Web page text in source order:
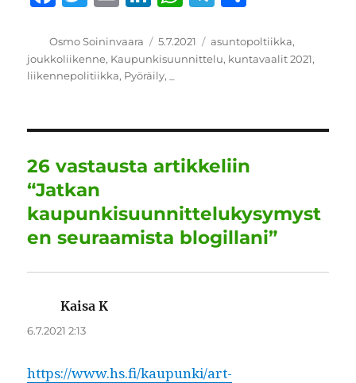
c
e
o
k
it
te
ai
l
k
e
I
at
s
p
e
g
a
a
re
Kirjoittaja
Osmo Soininvaara Julkaistu
5.7.2021 Kategoriat
asuntopoltiikka,
joukkoliikenne, Kaupunkisuunnittelu, kuntavaalit 2021,
liikennepolitiikka, Pyöräily,
26 vastausta artikkeliin
“Jatkan
kaupunkisuunnittelukysymyst
en seuraamista blogillani”
Kaisa K
6.7.2021 2:13
https://www.hs.fi/kaupunki/art-